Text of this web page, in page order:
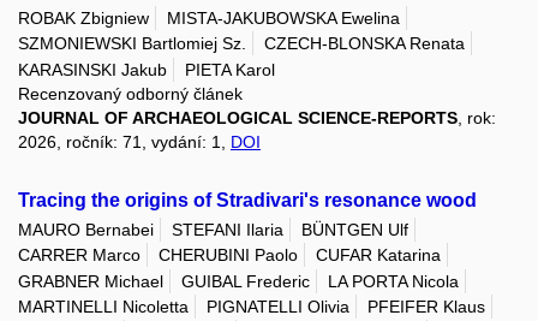
ROBAK Zbigniew
MISTA-JAKUBOWSKA Ewelina
SZMONIEWSKI Bartlomiej Sz.
CZECH-BLONSKA Renata
KARASINSKI Jakub
PIETA Karol
Recenzovaný odborný článek
JOURNAL OF ARCHAEOLOGICAL SCIENCE-REPORTS , rok:
2026, ročník: 71, vydání: 1, DOI
Tracing the origins of Stradivari's resonance wood
MAURO Bernabei STEFANI Ilaria
BÜNTGEN Ulf
CARRER Marco
CHERUBINI Paolo
CUFAR Katarina
GRABNER Michael
GUIBAL Frederic
LA PORTA Nicola
MARTINELLI Nicoletta
PIGNATELLI Olivia
PFEIFER Klaus